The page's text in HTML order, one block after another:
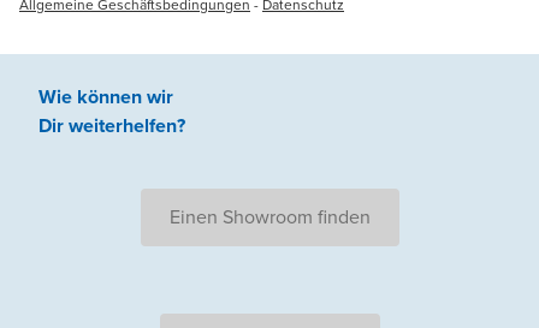
Allgemeine Geschäftsbedingungen - Datenschutz
Wie können wir
Dir weiterhelfen?
Einen Showroom finden